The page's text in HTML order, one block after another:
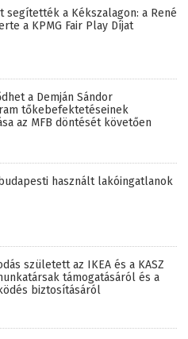
segítették a Kékszalagon: a René
a KPMG Fair Play Díjat
a Demján Sándor
tőkebefektetéseinek
az MFB döntését követően
használt lakóingatlanok
született az IKEA és a KASZ
támogatásáról és a
biztosításáról